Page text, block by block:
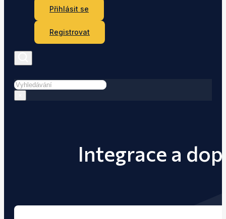
Přihlásit se
Registrovat
Hledat
Integrace a